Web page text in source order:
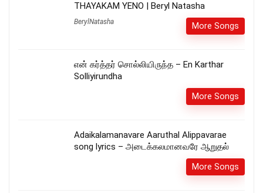
THAYAKAM YENO | Beryl Natasha
BerylNatasha More Songs
என் கர்த்தர் சொல்லியிருந்த – En Karthar
Solliyirundha
More Songs
Adaikalamanavare Aaruthal Alippavarae
song lyrics – அடைக்கலமானவரே ஆறுதல்
More Songs